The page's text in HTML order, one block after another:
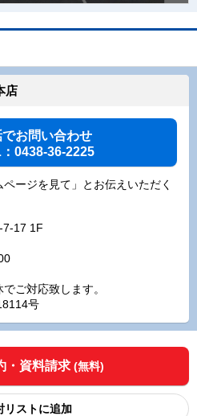
店
でお問い合わせ
0438-36-2225
ージを見て」とお伝えいただく
7-17 1F
ご対応致します。
号
・資料請求 (無料)
リスト